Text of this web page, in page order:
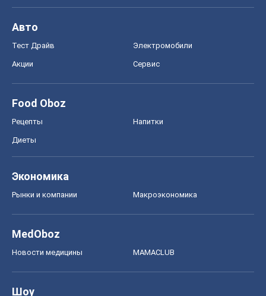
Авто
Тест Драйв Электромобили
Акции Сервис
Food Oboz
Рецепты Напитки
Диеты
Экономика
Рынки и компании Mакроэкономика
MedOboz
Новости медицины MAMACLUB
Шоу